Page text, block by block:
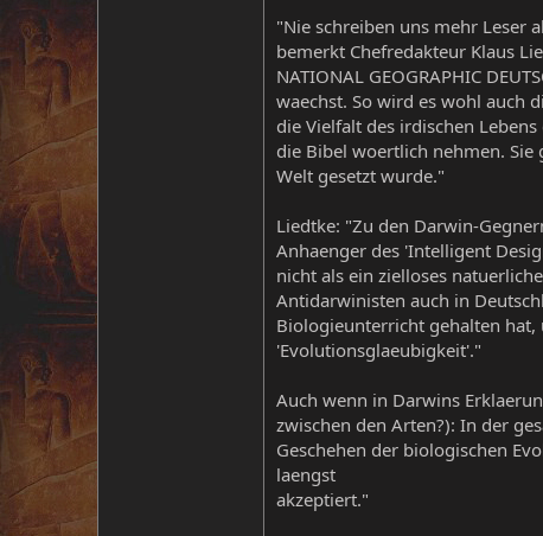
"Nie schreiben uns mehr Leser
bemerkt Chefredakteur Klaus
NATIONAL GEOGRAPHIC
waechst. So wird es wohl auch
die Vielfalt des irdischen
die Bibel woertlich nehmen.
Welt gesetzt wurde."
Liedtke: "Zu den Darwin-
Anhaenger des 'Intelligent
nicht als ein zielloses
Antidarwinisten auch in
Biologieunterricht gehalten
'Evolutionsglaeubigkeit'."
Auch wenn in Darwins
zwischen den Arten?): In der
Geschehen der biologischen
laengst
akzeptiert."